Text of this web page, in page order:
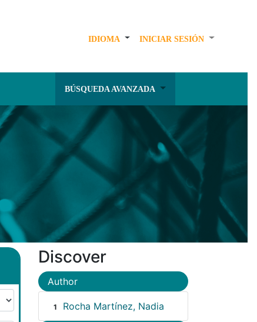
IDIOMA INICIAR SESIÓN
BÚSQUEDA AVANZADA
Discover
Author
1 Rocha Martínez, Nadia